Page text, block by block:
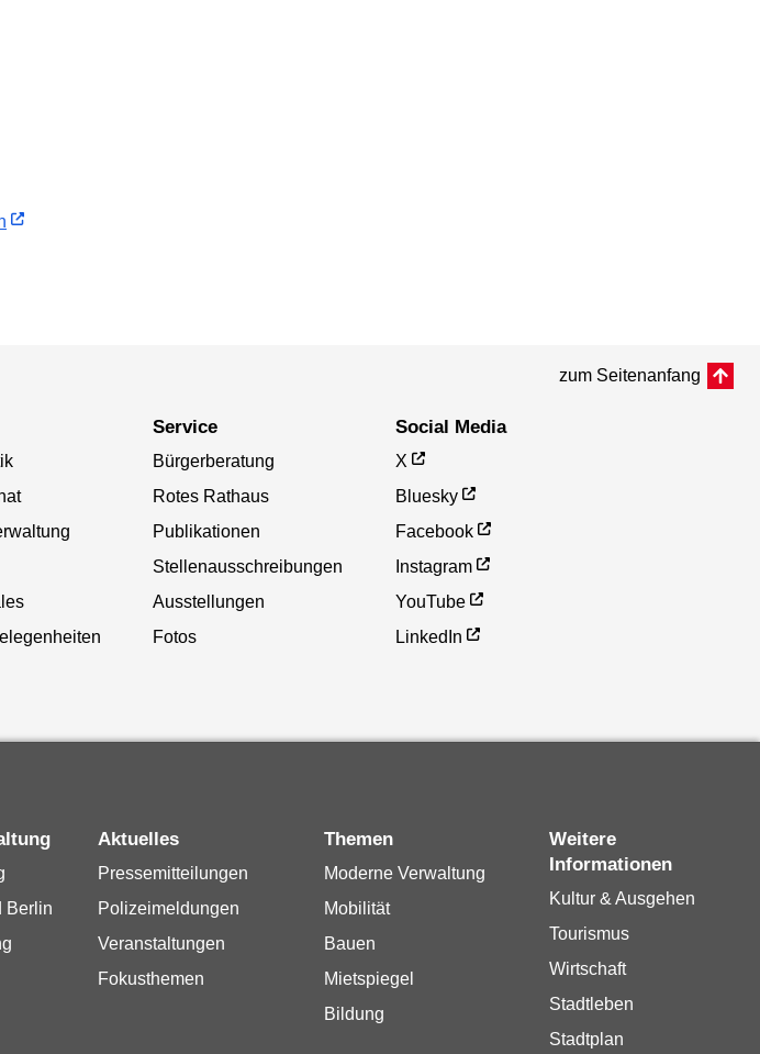
zum Seitenanfang
Service
Bürgerberatung
Rotes Rathaus
Publikationen
Stellenausschreibungen
Ausstellungen
Fotos
Social Media
X
Bluesky
Facebook
Instagram
YouTube
LinkedIn
Berlin
Aktuelles
Pressemitteilungen
Polizeimeldungen
Veranstaltungen
Fokusthemen
Themen
Moderne Verwaltung
Mobilität
Bauen
Mietspiegel
Bildung
Weitere
Informationen
Kultur & Ausgehen
Tourismus
Wirtschaft
Stadtleben
Stadtplan